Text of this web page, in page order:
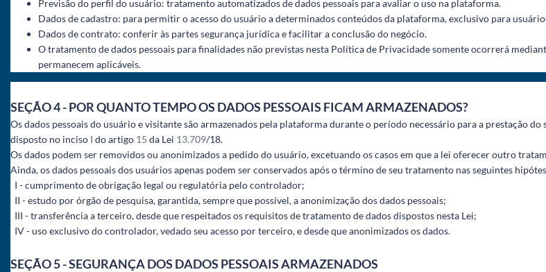
Previsão do perfil do usuário: tratamento automatizados de dados pessoais para avaliar o uso na plataforma.
Dados de cadastro: para permitir o acesso do usuário a determinados conteúdos da plataforma, exclusivo para
Dados de contrato: conferir às partes segurança jurídica e facilitar a conclusão do negócio.
O tratamento de dados pessoais para finalidades não previstas nesta Política de Privacidade somente ocorrerá
permanecem aplicáveis.
SEÇÃO 4 - POR QUANTO TEMPO OS DADOS PESSOAIS FICAM ARMAZENADOS?
Os dados pessoais do usuário e visitante são armazenados pela plataforma durante o período necessário para a prestação
disposto no inciso I do artigo 15 da Lei 13.709/18.
Os dados podem ser removidos ou anonimizados a pedido do usuário, excetuando os casos em que a lei oferecer outro
Ainda, os dados pessoais dos usuários apenas podem ser conservados após o término de seu tratamento nas seguintes
I - cumprimento de obrigação legal ou regulatória pelo controlador;
II - estudo por órgão de pesquisa, garantida, sempre que possível, a anonimização dos dados pessoais;
III - transferência a terceiro, desde que respeitados os requisitos de tratamento de dados dispostos nesta Lei;
IV - uso exclusivo do controlador, vedado seu acesso por terceiro, e desde que anonimizados os dados.
SEÇÃO 5 - SEGURANÇA DOS DADOS PESSOAIS ARMAZENADOS